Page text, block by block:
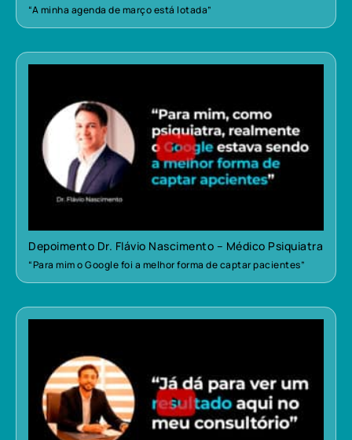
“A minha agenda de março está lotada”
Depoimento Dr. Flávio Nascimento – Médico Psiquiatra
“Para mim o Google foi a melhor forma de captar pacientes”